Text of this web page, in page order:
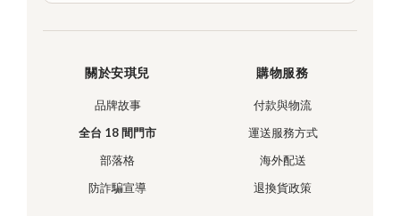
關於安琪兒
品牌故事
全台 18 間門市
部落格
防詐騙宣導
購物服務
付款與物流
運送服務方式
海外配送
退換貨政策